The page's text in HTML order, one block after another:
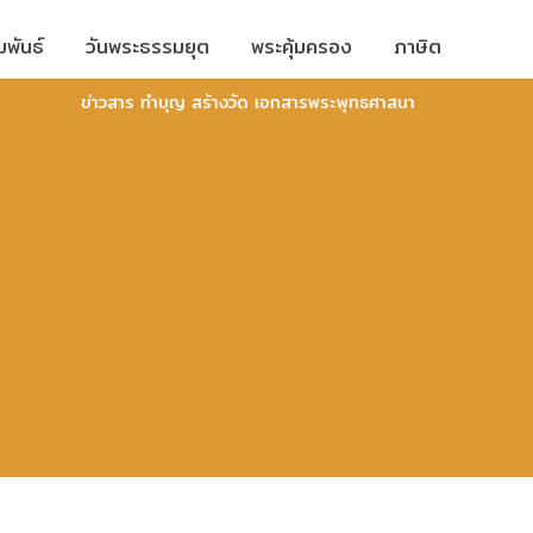
พันธ์ วันพระธรรมยุต พระคุ้มครอง ภาษิต
ข่าวสาร ทำบุญ สร้างวัด เอกสารพระพุทธศาสนา